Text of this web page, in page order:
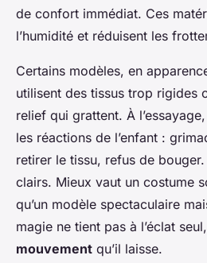
de confort immédiat. Ces
l’humidité et réduisent les
Certains modèles, en
utilisent des tissus trop rigides
relief qui grattent. À
les réactions de l’enfant :
retirer le tissu, refus de
clairs. Mieux vaut un costume
qu’un modèle spectaculaire
magie ne tient pas à l’éclat
mouvement qu’il laisse.